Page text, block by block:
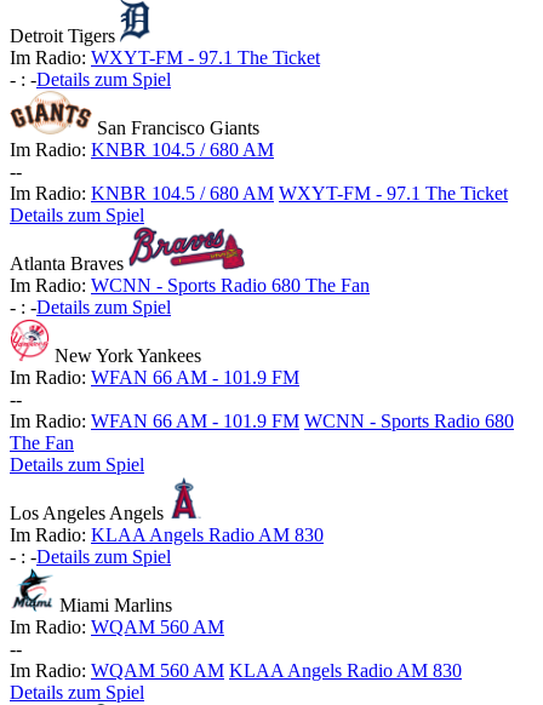
Detroit Tigers
Im Radio: WXYT-FM - 97.1 The Ticket
- : -Details zum Spiel
San Francisco Giants
Im Radio: KNBR 104.5 / 680 AM
--
Im Radio: KNBR 104.5 / 680 AM WXYT-FM - 97.1 The Ticket
Details zum Spiel
Atlanta Braves
Im Radio: WCNN - Sports Radio 680 The Fan
- : -Details zum Spiel
New York Yankees
Im Radio: WFAN 66 AM - 101.9 FM
--
Im Radio: WFAN 66 AM - 101.9 FM WCNN - Sports Radio 680
The Fan
Details zum Spiel
Los Angeles Angels
Im Radio: KLAA Angels Radio AM 830
- : -Details zum Spiel
Miami Marlins
Im Radio: WQAM 560 AM
--
Im Radio: WQAM 560 AM KLAA Angels Radio AM 830
Details zum Spiel